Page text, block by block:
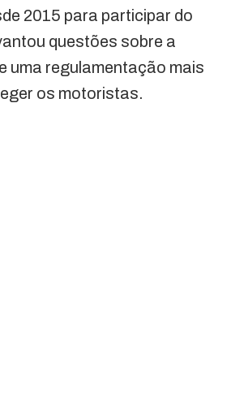
2015 para participar do
questões sobre a
uma regulamentação mais
os motoristas.